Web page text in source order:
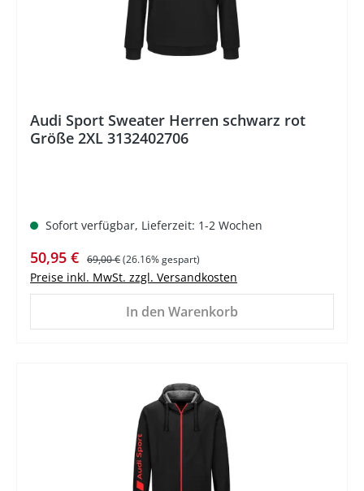
Audi Sport Sweater Herren schwarz rot
Größe 2XL 3132402706
Sofort verfügbar, Lieferzeit: 1-2 Wochen
Verkaufspreis:
50,95 € Regulärer Preis:
69,00 €(26.16% gespart)
Preise inkl. MwSt. zzgl. Versandkosten
In den Warenkorb